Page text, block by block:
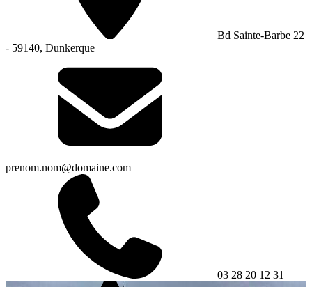
Bd Sainte-Barbe 22
- 59140, Dunkerque
prenom.nom@domaine.com
03 28 20 12 31